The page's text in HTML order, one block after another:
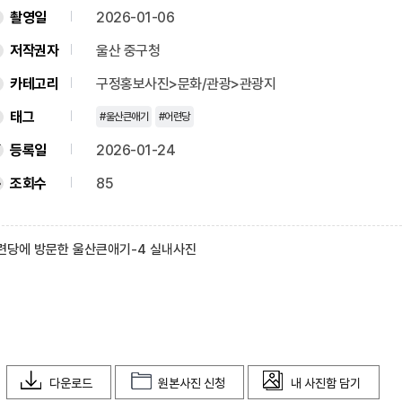
촬영일
2026-01-06
저작권자
울산 중구청
카테고리
구정홍보사진>문화/관광>관광지
태그
#울산큰애기 #어련당
등록일
2026-01-24
조회수
85
당에 방문한 울산큰애기-4 실내사진
다운로드 원본사진 신청 내 사진함 담기